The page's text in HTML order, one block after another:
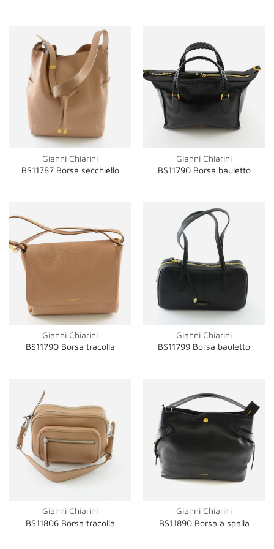
Gianni Chiarini
BS11787 Borsa secchiello
Gianni Chiarini
BS11790 Borsa bauletto
Gianni Chiarini
BS11790 Borsa tracolla
Gianni Chiarini
BS11799 Borsa bauletto
Gianni Chiarini
BS11806 Borsa tracolla
Gianni Chiarini
BS11890 Borsa a spalla